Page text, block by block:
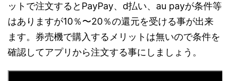
ットで注文するとPayPay、d払い、au payが条件等
はありますが10％〜20％の還元を受ける事が出来
ます。券売機で購入するメリットは無いので条件を
確認してアプリから注文する事にしましょう。